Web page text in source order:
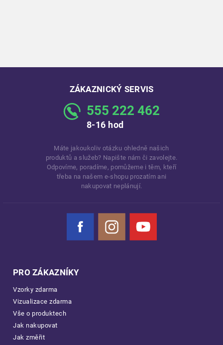
ZÁKAZNICKÝ SERVIS
555 222 462
8-16 hod
Máte jakoukoliv otázku ohledně našich
produktů a služeb? Napište nám či zavolejte.
Odpovíme, poradíme, pomůžeme i těm, kteří
třeba na našem e-shopu prozatím ani
nakupovat neplánují.
Facebook Instagram YouTube
PRO ZÁKAZNÍKY
Vzorky zdarma
Vizualizace zdarma
Vše o produktech
Jak nakupovat
Jak změřit